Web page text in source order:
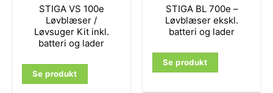
STIGA VS 100e
Løvblæser /
Løvsuger Kit inkl.
batteri og lader
Se produkt
STIGA BL 700e –
Løvblæser ekskl.
batteri og lader
Se produkt